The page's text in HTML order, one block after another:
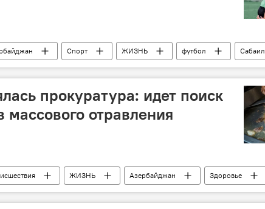
Спорт ЖИЗНЬ футбол Сабаил
прокуратура: идет поиск
массового отравления
ЖИЗНЬ Азербайджан Здоровье